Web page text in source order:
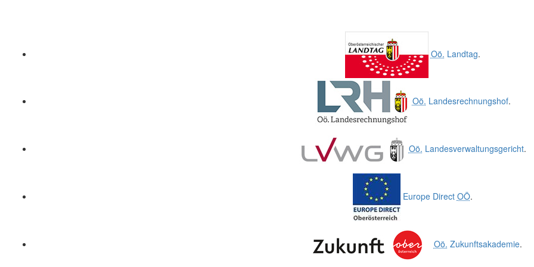
Oö. Landtag.
Oö. Landesrechnungshof.
Oö. Landesverwaltungsgericht.
Europe Direct OÖ.
Oö. Zukunftsakademie.